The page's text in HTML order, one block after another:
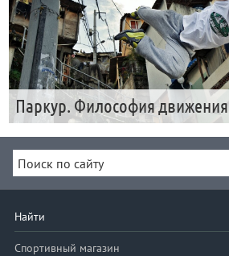
Паркур. Философия движения
Найти
Спортивный магазин